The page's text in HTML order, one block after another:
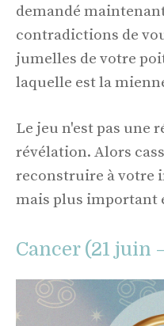
demandé
contradictions de
jumelles de votre
laquelle est la
Le jeu n'est pas une
révélation. Alors
reconstruire à votre
mais plus important
Cancer (21 juin